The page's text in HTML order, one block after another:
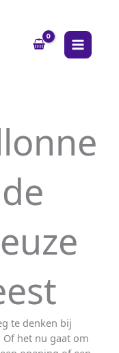
MENU
te denken bij
het nu gaat om